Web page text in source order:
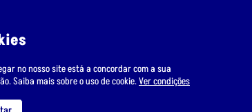
de Envio
de Uso
no nosso site está a concordar com a sua
Saiba mais sobre o uso de cookie.Ver condições